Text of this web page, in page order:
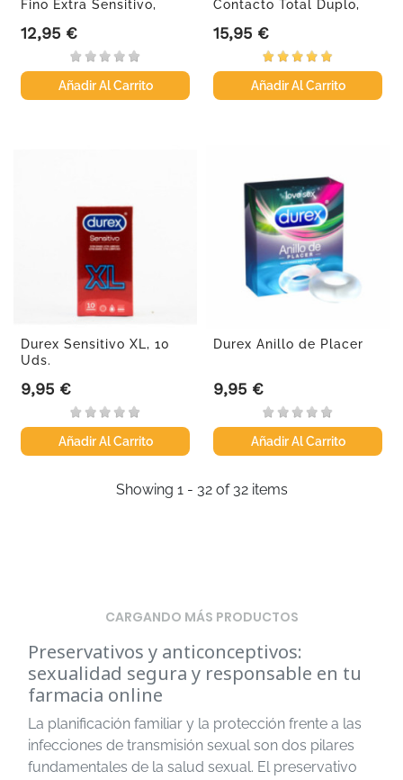
Fino Extra Sensitivo,
Precio
12,95 €
Añadir Al Carrito
Contacto Total Duplo,
Precio
15,95 €
Añadir Al Carrito
Durex Sensitivo XL, 10
Uds.
Precio
9,95 €
Añadir Al Carrito
Durex Anillo de Placer
Precio
9,95 €
Añadir Al Carrito
Showing 1 - 32 of 32 items
CARGANDO MÁS PRODUCTOS
Preservativos y anticonceptivos:
sexualidad segura y responsable en tu
farmacia online
La planificación familiar y la protección frente a las
infecciones de transmisión sexual son dos pilares
fundamentales de la salud sexual. El preservativo